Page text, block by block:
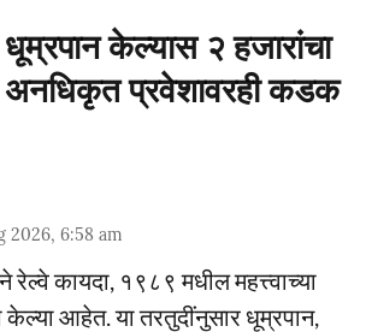
धूम्रपान केल्यास २ हजारांचा
अनधिकृत प्रवेशावरही कडक
2026, 6:58 am
कायदा, १९८९ मधील महत्त्वाच्या
केल्या आहेत. या तरतुदींनुसार धूम्रपान,